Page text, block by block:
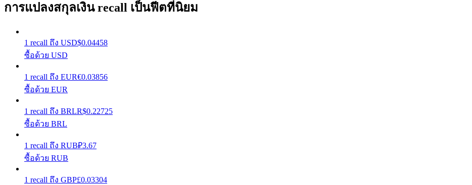
เรียนรู้วิธีการรักษาผลกำไร
ได้รับ
การแปลงสกุลเงิน recall เป็นฟีตที่นิยม
1 recall ถึง USD$0.04458
ซื้อด้วย USD
1 recall ถึง EUR€0.03856
ซื้อด้วย EUR
1 recall ถึง BRLR$0.22725
ซื้อด้วย BRL
1 recall ถึง RUB₽3.67
ซื้อด้วย RUB
1 recall ถึง GBP£0.03304